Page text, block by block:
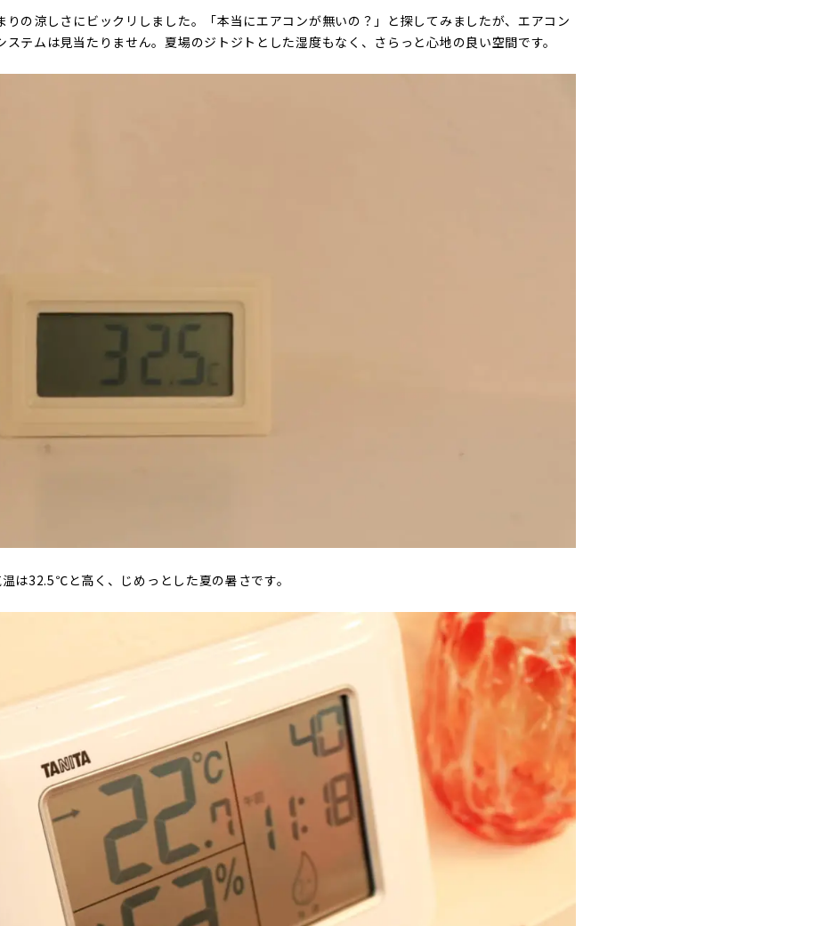
りの涼しさにビックリしました。「本当にエアコンが無いの？」と探してみましたが、エアコン
ステムは見当たりません。夏場のジトジトとした湿度もなく、さらっと心地の良い空間です。
は32.5℃と高く、じめっとした夏の暑さです。